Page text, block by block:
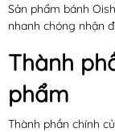
Sản phẩm bánh
nhanh chóng nhận
Thành
phẩm
Thành phần chính